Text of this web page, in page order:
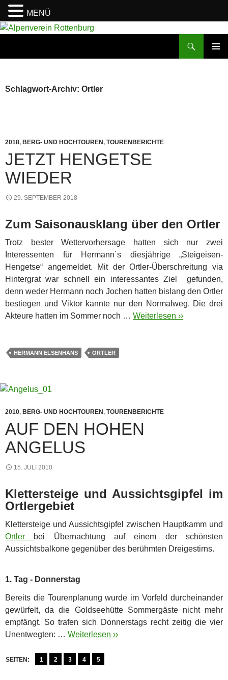
Zum
Schlagwort-Archiv: Ortler
2018, BERG- UND HOCHTOUREN, TOURENBERICHTE
JETZT HENGETSE
WIEDER
29. SEPTEMBER 2018
Zum Saisonausklang über den Ortler
Trotz bester Wettervorhersage hatten sich nur zwei
Interessenten für Hermann´s diesjährige „Steigeisen-
Hengetse“ angemeldet. Mit der Ortler-Überschreitung via
Hintergrat war schnell ein interessantes Ziel gefunden,
denn weder Hermann noch Jochen hatten bislang den Ortler
bestiegen und Viktor kannte nur den Normalweg. Die drei
Akteure hatten im Sommer noch … Weiterlesen ››
HERMANN ELSENHANS ORTLER
2010, BERG- UND HOCHTOUREN, TOURENBERICHTE
AUF DEN HOHEN
ANGELUS
15. JULI 2010
Klettersteige und Aussichtsgipfel im
Ortlergebiet
Klettersteige und Aussichtsgipfel zwischen Hauptkamm und
Ortler bei Übernachtung auf einem der schönsten
Aussichtsbalkone gegenüber des berühmten Dreigestirns.
1. Tag - Donnerstag
Bereits die Tourenplanung wurde im Vorfeld durcheinander
gewürfelt, da die Goldseehütte Sommergäste nicht mehr
empfängt. So trafen sich Donnerstags recht zeitig die vier
Unentwegten: … Weiterlesen ››
SEITEN: 1 2 3 4 5
MENÜ